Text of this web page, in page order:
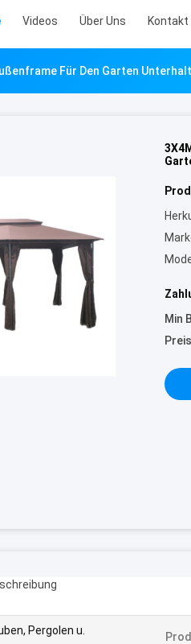
Videos Über Uns Kontakt
Für Den Garten
Min
Pergolen u.